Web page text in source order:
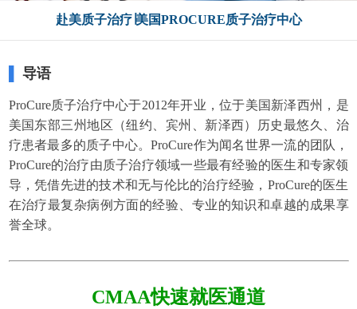
赴美质子治疗∣美国PROCURE质子治疗中心
导语
ProCure质子治疗中心于2012年开业，位于美国新泽西州，是
美国东部三州地区（纽约、宾州、新泽西）历史最悠久、治
疗患者最多的质子中心。ProCure作为闻名世界一流的团队，
ProCure的治疗由质子治疗领域一些最有经验的医生和专家领
导，凭借先进的技术和无与伦比的治疗经验，ProCure的医生
在治疗最复杂病例方面的经验、专业的知识和卓越的成果享
誉全球。
CMAA快速就医通道